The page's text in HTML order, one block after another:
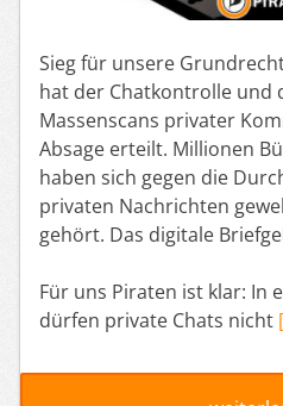
Sieg für unsere
hat der Chatkontrolle und
Massenscans privater
Absage erteilt. Millionen
haben sich gegen die
privaten Nachrichten
gehört. Das digitale
Für uns Piraten ist klar: In
dürfen private Chats nicht